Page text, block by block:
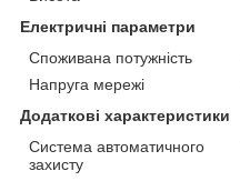
Електричні параметри
Споживана потужність
Напруга мережі
Додаткові характеристики
Система автоматичного
захисту